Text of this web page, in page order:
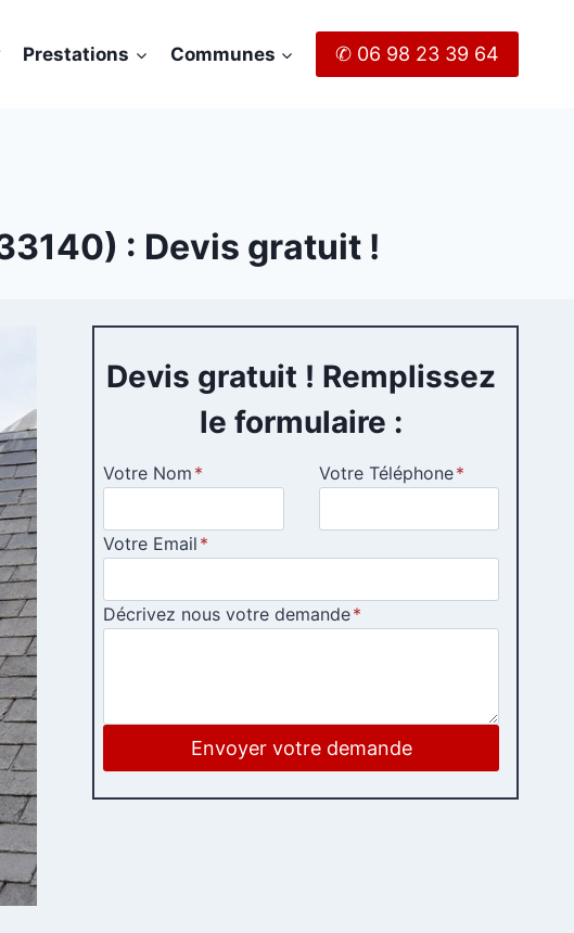
Prestations Communes ✆ 06 98 23 39 64
: Devis gratuit !
Devis gratuit ! Remplissez
le formulaire :
Votre Nom * Votre Téléphone*
Votre Email *
Décrivez nous votre demande*
Envoyer votre demande